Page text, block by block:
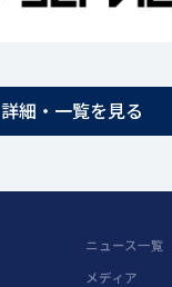
詳細・一覧を見る
ニュース一覧
メディア